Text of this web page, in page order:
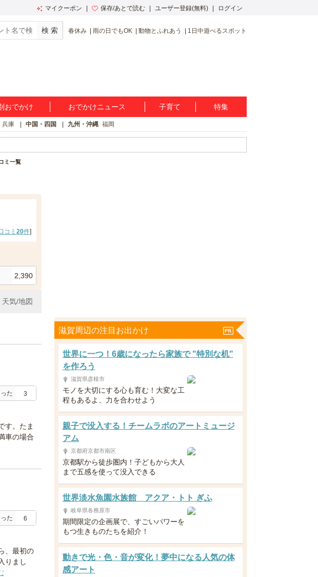
マイクーポン 保存/あとで読む ユーザー登録(無料) ログイン
春休み 雨の日でもOK 動物とふれあう 1日中遊べるスポット
おでかけ おでかけニュース 子育て 特集
兵庫 中国・四国 九州・沖縄 福岡
ミ一覧
コミ 20件]
2,390
天気/地図
た 3
す。たま
車の場合
た 6
、最初の
りまし
滋賀周辺の注目お出かけ
世界に一つ！6歳になったら家族で "特別な机"
を作ろう
滋賀県彦根市
モノを大切にする心も育む！大変な工
程もあるよ、力を合わせよう
親子で没入する！チームラボのアートミュージ
アム
京都府京都市南区
京都駅から徒歩圏内！子どもから大人
まで五感を使って没入できる
世界淡水魚園水族館 アクア・トト ぎふ
岐阜県各務原市
期間限定の企画展で、すごいパワーを
もつ生きものたちを紹介！
動きで光・色・音が変化！夢中になる人気の体
感アート